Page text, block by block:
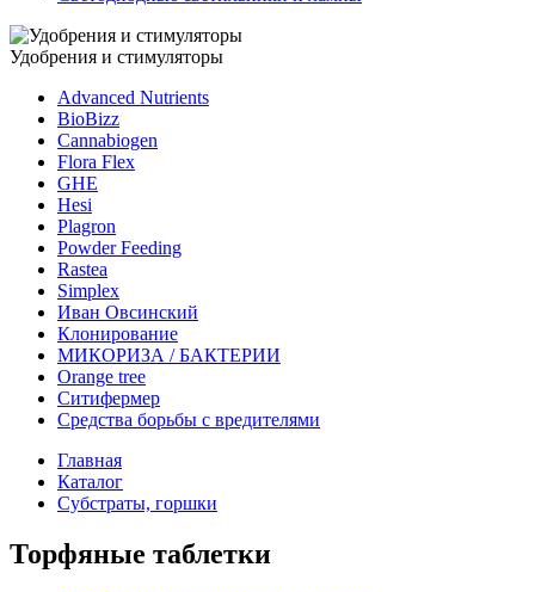
Удобрения и стимуляторы
Advanced Nutrients
BioBizz
Cannabiogen
Flora Flex
GHE
Hesi
Plagron
Powder Feeding
Rastea
Simplex
Иван Овсинский
Клонирование
МИКОРИЗА / БАКТЕРИИ
Оrange tree
Ситифермер
Средства борьбы с вредителями
Главная
Каталог
Субстраты, горшки
Торфяные таблетки